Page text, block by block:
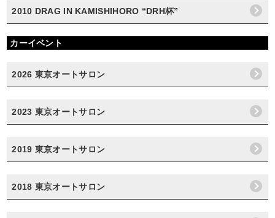
2010 DRAG IN KAMISHIHORO “DRH杯”
カーイベント
2026 東京オートサロン
2023 東京オートサロン
2019 東京オートサロン
2018 東京オートサロン